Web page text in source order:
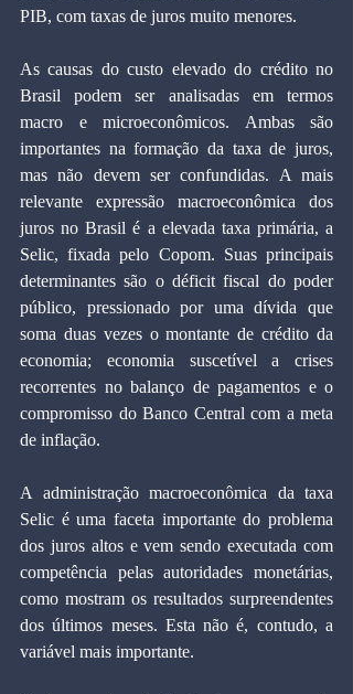
PIB, com taxas de juros muito menores.
As causas do custo elevado do crédito no
Brasil podem ser analisadas em termos
macro e microeconômicos. Ambas são
importantes na formação da taxa de juros,
mas não devem ser confundidas. A mais
relevante expressão macroeconômica dos
juros no Brasil é a elevada taxa primária, a
Selic, fixada pelo Copom. Suas principais
determinantes são o déficit fiscal do poder
público, pressionado por uma dívida que
soma duas vezes o montante de crédito da
economia; economia suscetível a crises
recorrentes no balanço de pagamentos e o
compromisso do Banco Central com a meta
de inflação.
A administração macroeconômica da taxa
Selic é uma faceta importante do problema
dos juros altos e vem sendo executada com
competência pelas autoridades monetárias,
como mostram os resultados surpreendentes
dos últimos meses. Esta não é, contudo, a
variável mais importante.